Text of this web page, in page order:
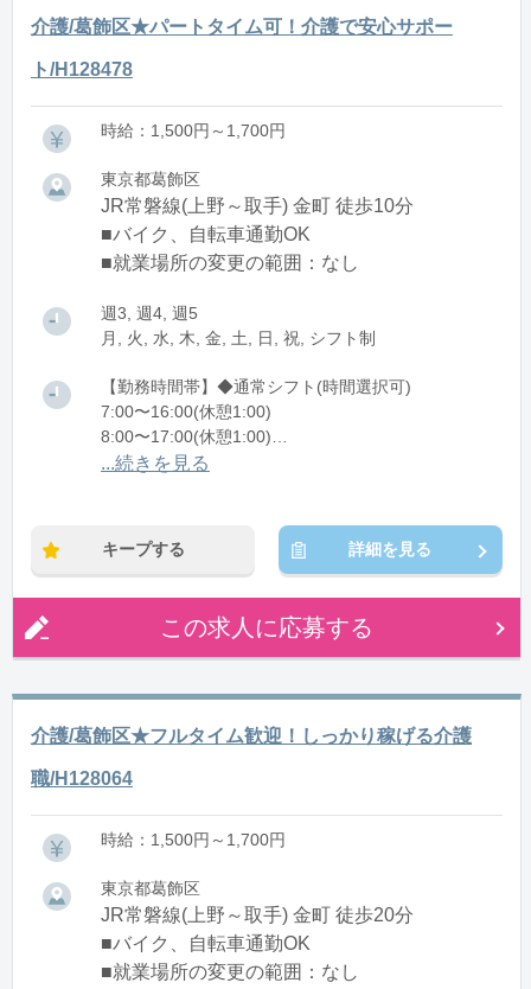
介護/葛飾区★パートタイム可！介護で安心サポー
ト/H128478
時給：1,500円～1,700円
東京都葛飾区
JR常磐線(上野～取手) 金町 徒歩10分
■バイク、自転車通勤OK
■就業場所の変更の範囲：なし
週3, 週4, 週5
月, 火, 水, 木, 金, 土, 日, 祝, シフト制
【勤務時間帯】◆通常シフト(時間選択可)
7:00〜16:00(休憩1:00)
8:00〜17:00(休憩1:00)
12:00〜21:00(休憩1:00)
...続きを見る
キープする 詳細を見る
この求人に応募する
介護/葛飾区★フルタイム歓迎！しっかり稼げる介護
職/H128064
時給：1,500円～1,700円
東京都葛飾区
JR常磐線(上野～取手) 金町 徒歩20分
■バイク、自転車通勤OK
■就業場所の変更の範囲：なし